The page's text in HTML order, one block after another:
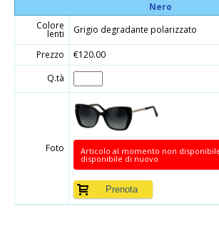
Nero
Colore
lenti Grigio degradante polarizzato
Prezzo
€120.00
Q.tà
Foto Articolo al momento non
disponibile di nuovo